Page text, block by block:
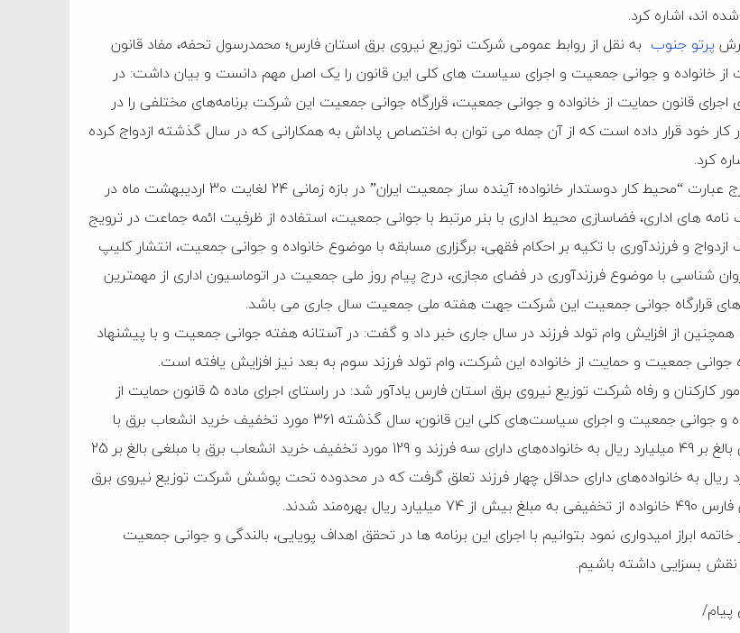
اند، اشاره کرد.
پرتو جنوب به نقل از روابط عمومی شرکت توزیع نیروی برق استان فارس؛ محمدرسول تحفه، مفاد قانون
از خانواده و جوانی جمعیت و اجرای سیاست های کلی این قانون را یک اصل مهم دانست و بیان داشت: در
اجرای قانون حمایت از خانواده و جوانی جمعیت، قرارگاه جوانی جمعیت این شرکت برنامه‌های مختلفی را در
کار خود قرار داده است که از آن جمله می توان به اختصاص پاداش به همکارانی که در سال گذشته ازدواج کرده
کرد.
وی درج عبارت “محیط کار دوستدار خانواده؛ آینده ساز جمعیت ایران” در بازه زمانی 24 لغایت 30 اردیبهشت ماه در
نامه های اداری، فضاسازی محیط اداری با بنر مرتبط با جوانی جمعیت، استفاده از ظرفیت ائمه جماعت در ترویج
و فرزندآوری با تکیه بر احکام فقهی، برگزاری مسابقه با موضوع خانواده و جوانی جمعیت، انتشار کلیپ
شناسی با موضوع فرزندآوری در فضای مجازی، درج پیام روز ملی جمعیت در اتوماسیون اداری از مهمترین
قرارگاه جوانی جمعیت این شرکت جهت هفته ملی جمعیت سال جاری می باشد.
همچنین از افزایش وام تولد فرزند در سال جاری خبر داد و گفت: در آستانه هفته جوانی جمعیت و با پیشنهاد
جوانی جمعیت و حمایت از خانواده این شرکت، وام تولد فرزند سوم به بعد نیز افزایش یافته است.
مدیر امور کارکنان و رفاه شرکت توزیع نیروی برق استان فارس یادآور شد: در راستای اجرای ماده ۵ قانون حمایت از
خانواده و جوانی جمعیت و اجرای سیاست‌های کلی این قانون، سال گذشته 361 مورد تخفیف خرید انشعاب برق با
مبلغی بالغ بر 49 میلیارد ریال به خانواده‌های دارای سه فرزند و 129 مورد تخفیف خرید انشعاب برق با مبلغی بالغ بر 25
ریال به خانواده‌های دارای حداقل چهار فرزند تعلق گرفت که در محدوده تحت پوشش شرکت توزیع نیروی برق
بیش از 74 میلیارد ریال بهره‌مند شدند.
ابراز امیدواری نمود بتوانیم با اجرای این برنامه ‌ها در تحقق اهداف پویایی، بالندگی و جوانی جمعیت
بسزایی داشته باشیم.
پیام/
اموال
و کذب محض
است
داریم
شدند
در حملات به
گرفت